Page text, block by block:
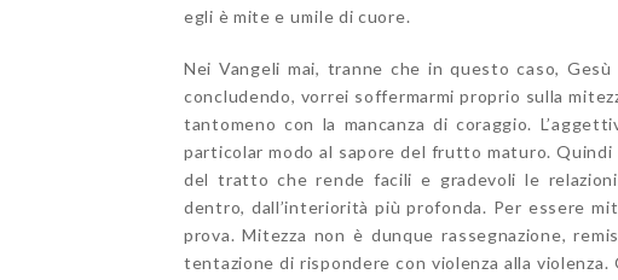
egli è mite e umile di cuore.
Nei Vangeli mai, tranne che in questo caso,
concludendo, vorrei soffermarmi proprio sulla
tantomeno con la mancanza di coraggio.
particolar modo al sapore del frutto maturo.
del tratto che rende facili e gradevoli le
dentro, dall’interiorità più profonda. Per essere
prova. Mitezza non è dunque rassegnazione,
tentazione di rispondere con violenza alla